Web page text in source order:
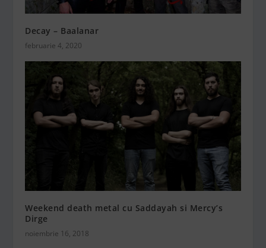
Decay – Baalanar
februarie 4, 2020
Weekend death metal cu Saddayah si Mercy’s
Dirge
noiembrie 16, 2018